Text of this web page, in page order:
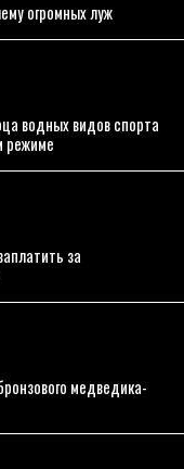
огромных луж
водных видов спорта
режиме
за
медведика-